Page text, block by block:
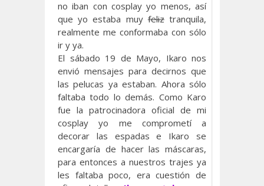
no iban con cosplay yo menos, así
que yo estaba muyfeliztranquila,
realmente me conformaba con sólo
ir y ya.
El sábado 19 de Mayo, Ikaro nos
envió mensajes para decirnos que
las pelucas ya estaban. Ahora sólo
faltaba todo lo demás. Como Karo
fue la patrocinadora oficial de mi
cosplay yo me comprometí a
decorar las espadas e Ikaro se
encargaría de hacer las máscaras,
para entonces a nuestros trajes ya
les faltaba poco, era cuestión de